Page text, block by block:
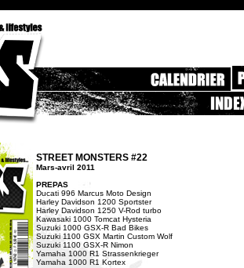
STREET MONSTERS #22
Mars-avril 2011
PREPAS
Ducati 996 Marcus Moto Design
Harley Davidson 1200 Sportster
Harley Davidson 1250 V-Rod turbo
Kawasaki 1000 Tomcat Hysteria
Suzuki 1000 GSX-R Bad Bikes
Suzuki 1100 GSX Martin Custom Wolf
Suzuki 1100 GSX-R Nimon
Yamaha 1000 R1 Strassenkrieger
Yamaha 1000 R1 Kortex